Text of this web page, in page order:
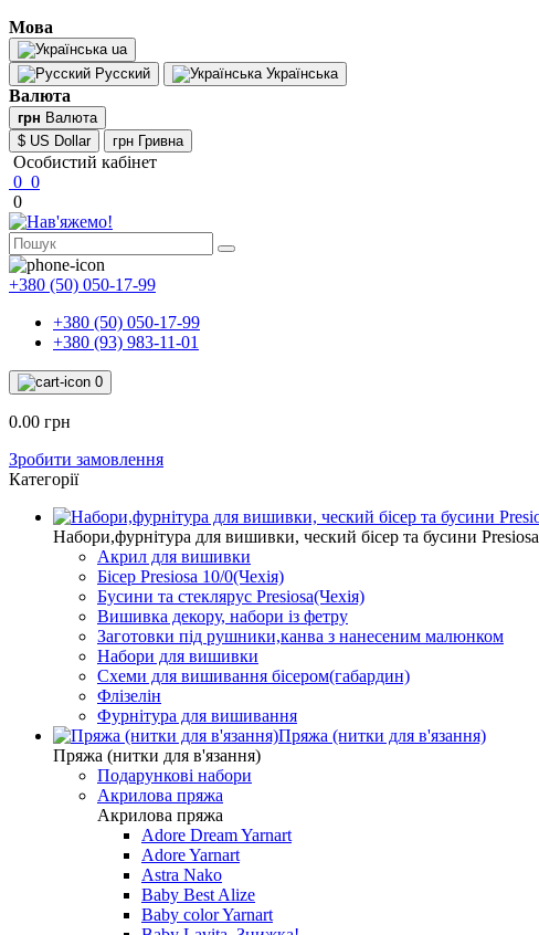
Мова
ua
Русский
Українська
Валюта
грн Валюта
$ US Dollar
грн Гривна
Особистий кабінет
0 0
0
+380 (50) 050-17-99
+380 (50) 050-17-99
+380 (93) 983-11-01
0
0.00 грн
Зробити замовлення
Категорії
Набори,фурнітура для вишивки, ческий бісер та бусини Presiosa
Акрил для вишивки
Бісер Presiosa 10/0(Чехія)
Бусини та стеклярус Presiosa(Чехія)
Вишивка декору, набори із фетру
Заготовки під рушники,канва з нанесеним малюнком
Набори для вишивки
Схеми для вишивання бісером(габардин)
Флізелін
Фурнітура для вишивання
Пряжа (нитки для в'язання)
Пряжа (нитки для в'язання)
Подарункові набори
Акрилова пряжа
Акрилова пряжа
Adore Dream Yarnart
Adore Yarnart
Astra Nako
Baby Best Alize
Baby color Yarnart